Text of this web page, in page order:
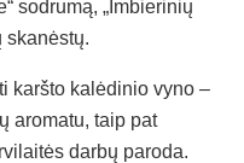
sodrumą, „Imbierinių
skanėstų.
karšto kalėdinio vyno –
aromatu, taip pat
darbų paroda.